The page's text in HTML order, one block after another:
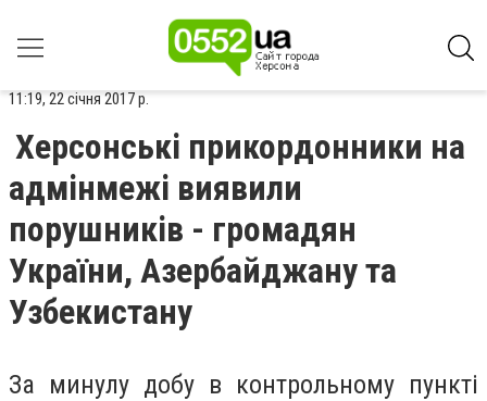
11:19, 22 січня 2017 р.
Херсонські прикордонники на
адмінмежі виявили
порушників - громадян
України, Азербайджану та
Узбекистану
За минулу добу в контрольному пункті